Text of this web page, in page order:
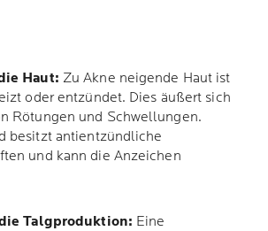
Haut: Zu Akne neigende Haut ist
oder entzündet. Dies äußert sich
Rötungen und Schwellungen.
besitzt antientzündliche
und kann die Anzeichen
Talgproduktion: Eine